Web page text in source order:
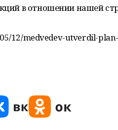
в отношении нашей
12/medvedev-utverdil-